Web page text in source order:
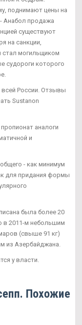
поднимают цены на
Анабол продажа
существуют
на санкции,
стал могильщиком
судороги которого
всей России. Отзывы
Sustanon
аналоги
и
- как минимум
для придания формы
была более 20
в 2011-м небольшим
(свыше 91 кг)
из Азербайджана.
у власти.
Похожие